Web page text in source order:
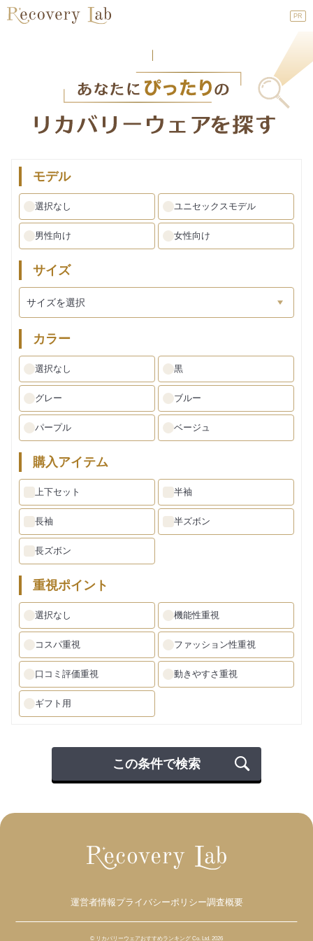
PR
モデル
選択なし ユニセックスモデル
男性向け 女性向け
サイズ
カラー
選択なし 黒
グレー ブルー
パープル ベージュ
購入アイテム
上下セット 半袖
長袖 半ズボン
長ズボン
重視ポイント
選択なし 機能性重視
コスパ重視 ファッション性重視
口コミ評価重視 動きやすさ重視
ギフト用
この条件で検索
運営者情報プライバシーポリシー調査概要
© リカバリーウェアおすすめランキング Co. Ltd. 2026